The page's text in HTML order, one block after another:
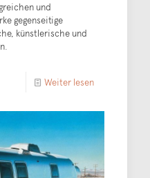
und
gegenseitige
künstlerische und
Weiter lesen